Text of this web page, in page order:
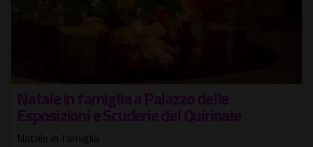
Natale in famiglia a Palazzo delle
Esposizioni e Scuderie del Quirinale
Natale in famiglia